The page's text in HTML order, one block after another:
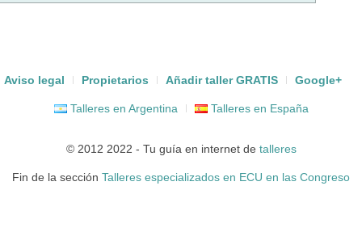
Aviso legal Propietarios Añadir taller GRATIS Google+
Talleres en Argentina Talleres en España
© 2012 2022 - Tu guía en internet de talleres
Fin de la sección Talleres especializados en ECU en las Congreso